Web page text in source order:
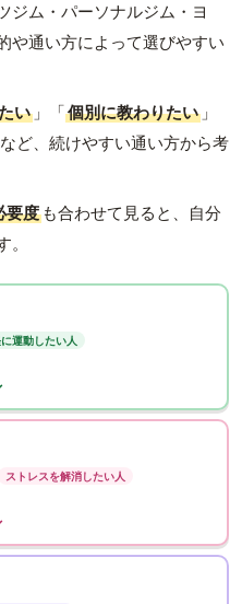
ジム・パーソナルジム・ヨ
や通い方によって選びやすい
い 」「個別に教わりたい 」
など、続けやすい通い方から考
要度 も合わせて見ると、自分
運動したい人
ストレスを解消したい人